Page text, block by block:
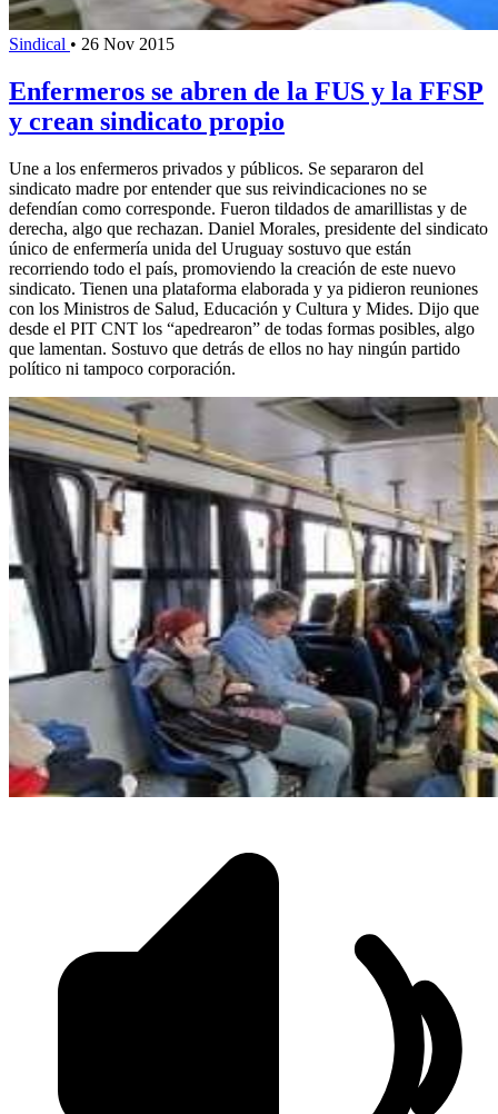
Sindical • 26 Nov 2015
Enfermeros se abren de la FUS y la FFSP
y crean sindicato propio
Une a los enfermeros privados y públicos. Se separaron del
sindicato madre por entender que sus reivindicaciones no se
defendían como corresponde. Fueron tildados de amarillistas y de
derecha, algo que rechazan. Daniel Morales, presidente del sindicato
único de enfermería unida del Uruguay sostuvo que están
recorriendo todo el país, promoviendo la creación de este nuevo
sindicato. Tienen una plataforma elaborada y ya pidieron reuniones
con los Ministros de Salud, Educación y Cultura y Mides. Dijo que
desde el PIT CNT los “apedrearon” de todas formas posibles, algo
que lamentan. Sostuvo que detrás de ellos no hay ningún partido
político ni tampoco corporación.